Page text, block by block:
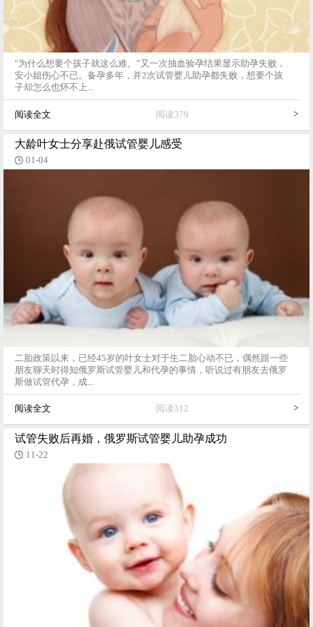
"为什么想要个孩子就这么难。”又一次抽血验孕结果显示助孕失败，
安小姐伤心不已。备孕多年，并2次试管婴儿助孕都失败，想要个孩
子却怎么也怀不上...
阅读全文 阅读379 >
大龄叶女士分享赴俄试管婴儿感受
01-04
二胎政策以来，已经45岁的叶女士对于生二胎心动不已，偶然跟一些
朋友聊天时得知俄罗斯试管婴儿和代孕的事情，听说过有朋友去俄罗
斯做试管代孕，成...
阅读全文 阅读312 >
试管失败后再婚，俄罗斯试管婴儿助孕成功
11-22